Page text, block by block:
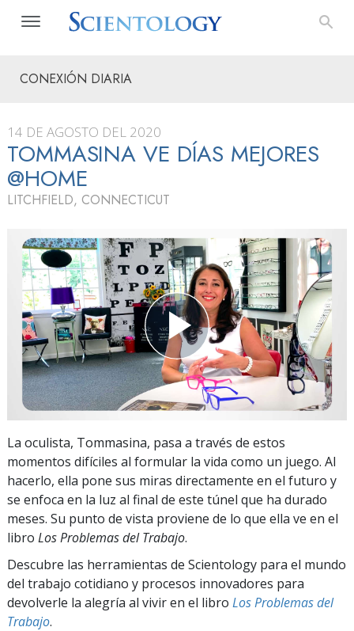
CONEXIÓN DIARIA
14 DE AGOSTO DEL 2020
TOMMASINA VE DÍAS MEJORES
@HOME
LITCHFIELD, CONNECTICUT
La oculista, Tommasina, pasa a través de estos
momentos difíciles al formular la vida como un juego. Al
hacerlo, ella pone sus miras directamente en el futuro y
se enfoca en la luz al final de este túnel que ha durado
meses. Su punto de vista proviene de lo que ella ve en el
libro Los Problemas del Trabajo.
Descubre las herramientas de Scientology para el mundo
del trabajo cotidiano y procesos innovadores para
devolverle la alegría al vivir en el libro Los Problemas del
Trabajo.